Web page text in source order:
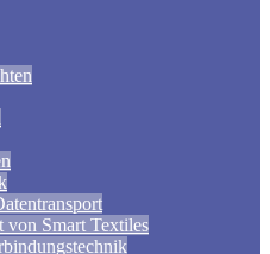
von Smart Textiles